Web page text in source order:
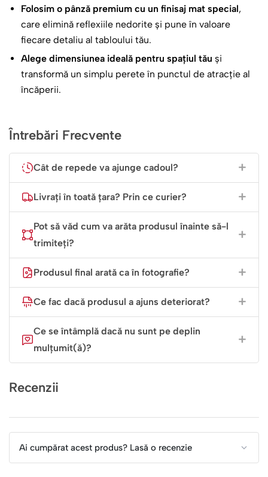
atemporală.
Mesajul Divin: Textul imprimat este o definiție superbă
a rolului ei în viața ta:
„Dumnezeu a știut că am nevoie de un
înger păzitor care să mă țină de mână
tine. Mulțumesc pentru toată
care o aduci în viața mea.”.
Cadoul Perfect? Oricând.
fericită, dar acest tablou este ideal pentru:
8 Martie: Ziua în care o sărbătorim pe Ea.
Ziua de Naștere
: Un cadou mult mai personal decât
florile care se ofilesc.
Crăciun: Pentru a aduce căldură în casă.
Folosim o pânză premium cu un finisaj mat special,
care elimină reflexiile nedorite și pune în valoare
fiecare detaliu al tabloului tău.
Alege dimensiunea ideală pentru spațiul tău și
transformă un simplu perete în punctul de atracție al
încăperii.
Întrebări Frecvente
Cât de repede va ajunge cadoul?
Livrați în toată țara? Prin ce curier?
Pot să văd cum va arăta produsul înainte să-l
trimiteți?
Produsul final arată ca în fotografie?
Ce fac dacă produsul a ajuns deteriorat?
Ce se întâmplă dacă nu sunt pe deplin
mulțumit(ă)?
Recenzii
Ai cumpărat acest produs? Lasă o recenzie